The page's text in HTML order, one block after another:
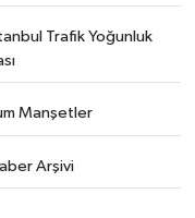
Trafik Yoğunluk
Manşetler
Arşivi